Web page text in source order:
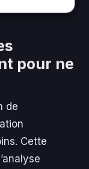
pour ne
de
Cette